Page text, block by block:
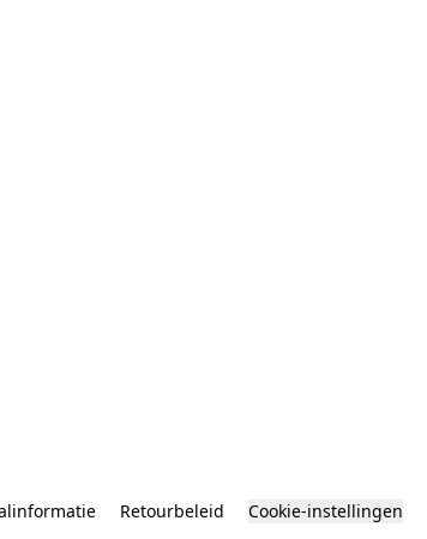
Retourbeleid Cookie-instellingen